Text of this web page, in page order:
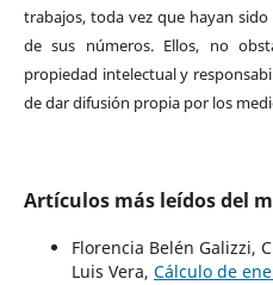
trabajos, toda vez que hayan
de sus números. Ellos, no
propiedad intelectual y
de dar difusión propia por los
Artículos más leídos del
Florencia Belén Galizzi,
Luis Vera, Cálculo de